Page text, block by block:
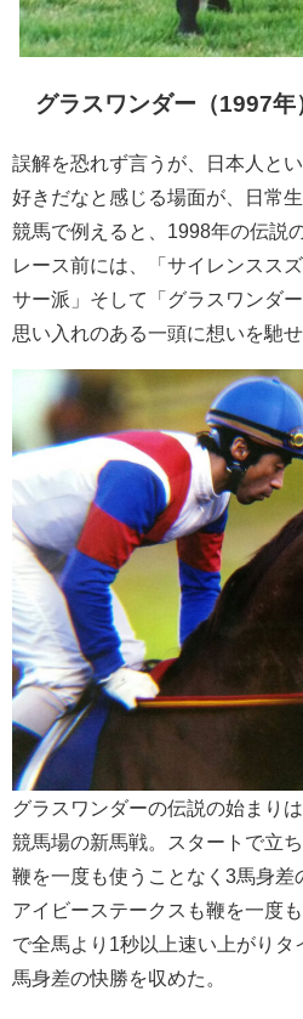
グラスワンダー（1997年
誤解を恐れず言うが、日本人と
好きだなと感じる場面が、日常
競馬で例えると、1998年の伝説
レース前には、「サイレンスス
サー派」そして「グラスワンダ
思い入れのある一頭に想いを馳せ
グラスワンダーの伝説の始まり
競馬場の新馬戦。スタートで立
鞭を一度も使うことなく3馬身差
アイビーステークスも鞭を一度
で全馬より1秒以上速い上がり
馬身差の快勝を収めた。